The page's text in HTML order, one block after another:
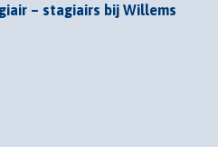
– stagiairs bij Willems